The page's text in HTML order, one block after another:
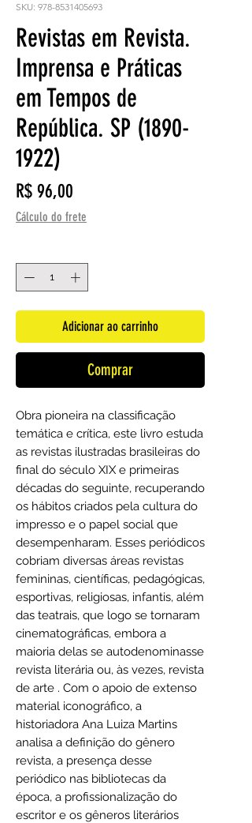
SKU: 978-8531405693
Revistas em Revista.
Imprensa e Práticas
em Tempos de
República. SP (1890-
1922)
R$ 96,00
Cálculo do frete
Adicionar ao carrinho
Comprar
Obra pioneira na classificação
temática e crítica, este livro estuda
as revistas ilustradas brasileiras do
final do século XIX e primeiras
décadas do seguinte, recuperando
os hábitos criados pela cultura do
impresso e o papel social que
desempenharam. Esses periódicos
cobriam diversas áreas revistas
femininas, científicas, pedagógicas,
esportivas, religiosas, infantis, além
das teatrais, que logo se tornaram
cinematográficas, embora a
maioria delas se autodenominasse
revista literária ou, às vezes, revista
de arte . Com o apoio de extenso
material iconográfico, a
historiadora Ana Luiza Martins
analisa a definição do gênero
revista, a presença desse
periódico nas bibliotecas da
época, a profissionalização do
escritor e os gêneros literários